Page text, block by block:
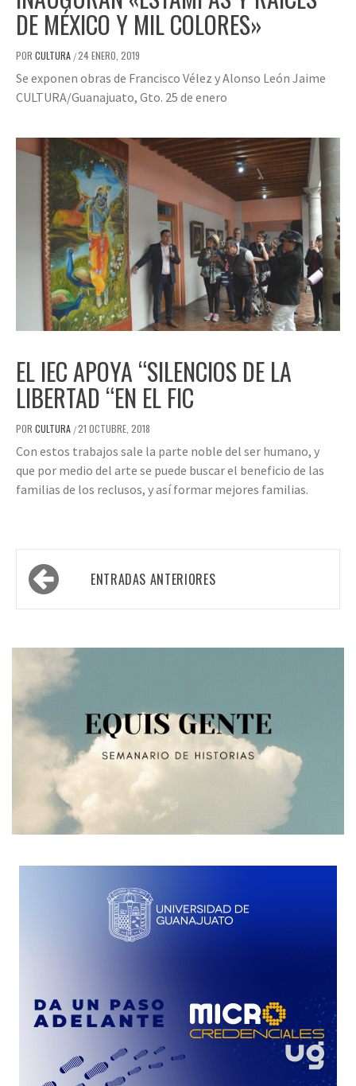
DE MÉXICO Y MIL COLORES»
POR CULTURA /24 ENERO, 2019
Se exponen obras de Francisco Vélez y Alonso León Jaime
CULTURA/Guanajuato, Gto. 25 de enero
EL IEC APOYA “SILENCIOS DE LA
LIBERTAD “EN EL FIC
POR CULTURA /21 OCTUBRE, 2018
Con estos trabajos sale la parte noble del ser humano, y
que por medio del arte se puede buscar el beneficio de las
familias de los reclusos, y así formar mejores familias.
Navegación
de ENTRADAS ANTERIORES